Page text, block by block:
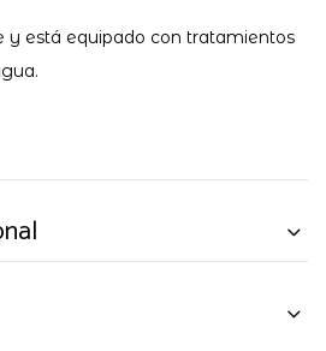
y está equipado con tratamientos